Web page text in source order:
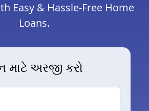
Easy & Hassle-Free Home
Loans.
માટે અરજી કરો